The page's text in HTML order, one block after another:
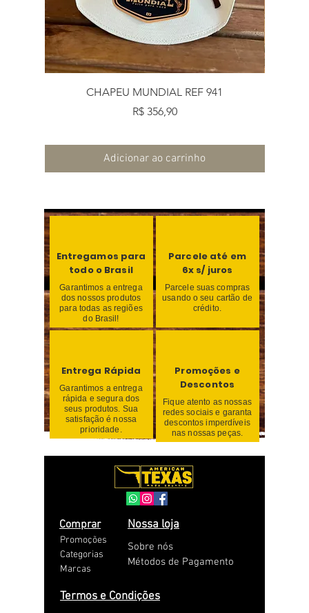
CHAPEU MUNDIAL REF 941
Preço
R$ 356,90
Adicionar ao carrinho
Entregamos para
todo o Brasil
Garantimos a entrega
dos nossos produtos
para todas as regiões
do Brasil!
Entrega Rápida
Garantimos a entrega
rápida e segura dos
seus produtos. Sua
satisfação é nossa
prioridade.
Parcele até em
6x s/ juros
Parcele suas compras
usando o seu cartão de
crédito.
Promoções e
Descontos
Fique atento as nossas
redes sociais e garanta
descontos imperdíveis
nas nossas peças.
Comprar
Promoções
Categorias
Marcas
Nossa loja
Sobre nós
Métodos de Pagamento
Termos e Condições